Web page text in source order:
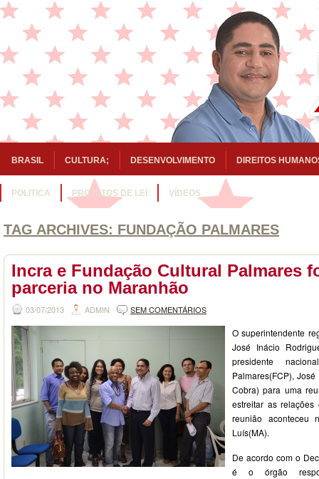
BRASIL CULTURA; DESENVOLVIMENTO DIREITOS
POLITICA PROJETOS DE LEI VÍDEOS
TAG ARCHIVES: FUNDAÇÃO PALMARES
Incra e Fundação Cultural Palmares
parceria no Maranhão
03/07/2013 ADMIN SEM COMENTÁRIOS
O superintendente
José Inácio
presidente
Palmares(FCP),
Cobra) para uma
estreitar as
reunião aconteceu
Luís(MA).
De acordo com o
é o órgão